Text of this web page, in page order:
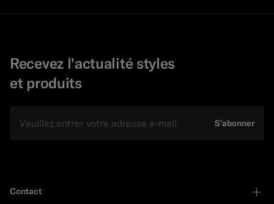
Recevez l'actualité styles
et produits
S'abonner
Contact